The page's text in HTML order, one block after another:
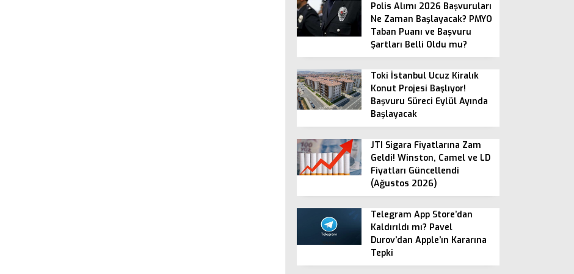
Polis Alımı 2026 Başvuruları
Ne Zaman Başlayacak? PMYO
Taban Puanı ve Başvuru
Şartları Belli Oldu mu?
Toki İstanbul Ucuz Kiralık
Konut Projesi Başlıyor!
Başvuru Süreci Eylül Ayında
Başlayacak
JTI Sigara Fiyatlarına Zam
Geldi! Winston, Camel ve LD
Fiyatları Güncellendi
(Ağustos 2026)
Telegram App Store’dan
Kaldırıldı mı? Pavel
Durov’dan Apple’ın Kararına
Tepki